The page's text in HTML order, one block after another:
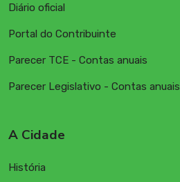
Diário oficial
Portal do Contribuinte
Parecer TCE - Contas anuais
Parecer Legislativo - Contas anuais
A Cidade
História